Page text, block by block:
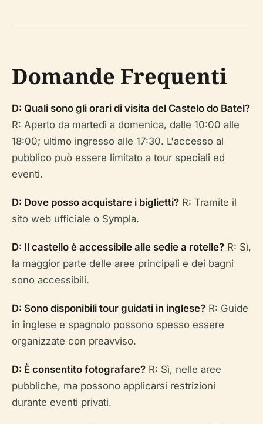
Domande Frequenti
D: Quali sono gli orari di visita del Castelo do Batel?
R: Aperto da martedì a domenica, dalle 10:00 alle
18:00; ultimo ingresso alle 17:30. L'accesso al
pubblico può essere limitato a tour speciali ed
eventi.
D: Dove posso acquistare i biglietti? R: Tramite il
sito web ufficiale o Sympla.
D: Il castello è accessibile alle sedie a rotelle? R: Sì,
la maggior parte delle aree principali e dei bagni
sono accessibili.
D: Sono disponibili tour guidati in inglese? R: Guide
in inglese e spagnolo possono spesso essere
organizzate con preavviso.
D: È consentito fotografare? R: Sì, nelle aree
pubbliche, ma possono applicarsi restrizioni
durante eventi privati.